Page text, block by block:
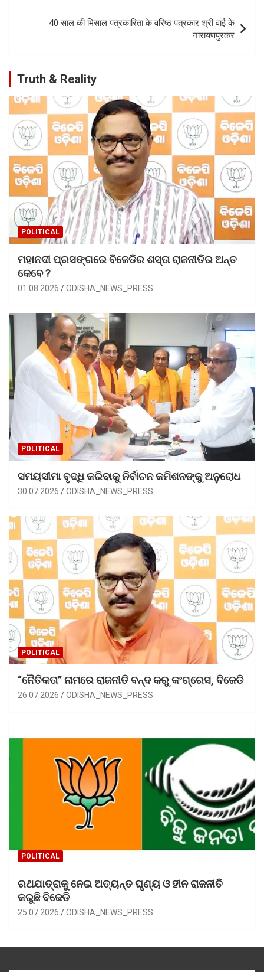
p
40 साल की मिसाल पत्रकारिता के वरिष्ठ पत्रकार श्री वाई के
नारायणपुरकर
Truth & Reality
POLITICAL
ମହାନଦୀ ପ୍ରସଙ୍ଗରେ ବିଜେଡିର ଶସ୍ତା ରାଜନୀତିର ଅନ୍ତ
କେବେ ?
01.08.2026 ODISHA_NEWS_PRESS
POLITICAL
ସମୟସୀମା ବୃଦ୍ଧି କରିବାକୁ ନିର୍ବାଚନ କମିଶନଙ୍କୁ ଅନୁରୋଧ
30.07.2026 ODISHA_NEWS_PRESS
POLITICAL
“ନୈତିକତା” ନାମରେ ରାଜନୀତି ବନ୍ଦ କରୁ କଂଗ୍ରେସ, ବିଜେଡି
26.07.2026 ODISHA_NEWS_PRESS
POLITICAL
ରଥଯାତ୍ରାକୁ ନେଇ ଅତ୍ୟନ୍ତ ଘୃଣ୍ୟ ଓ ହୀନ ରାଜନୀତି
କରୁଛି ବିଜେଡି
25.07.2026 ODISHA_NEWS_PRESS